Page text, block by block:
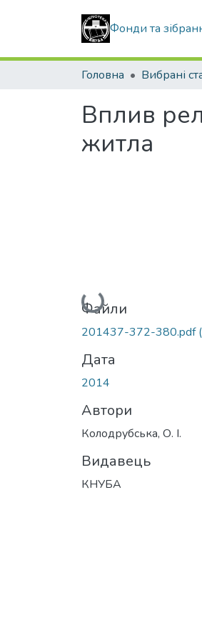
Фонди та
Головна
Вплив
житла
Вантажиться...
Файли
201437-372-380.pdf
Дата
2014
Автори
Колодрубська, О. І.
Видавець
КНУБА